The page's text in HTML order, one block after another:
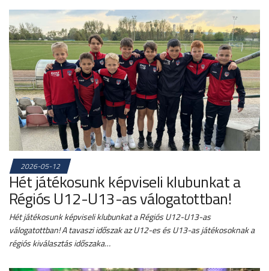
2026-05-12
Hét játékosunk képviseli klubunkat a
Régiós U12-U13-as válogatottban!
Hét játékosunk képviseli klubunkat a Régiós U12-U13-as
válogatottban! A tavaszi időszak az U12-es és U13-as játékosoknak a
régiós kiválasztás időszaka…